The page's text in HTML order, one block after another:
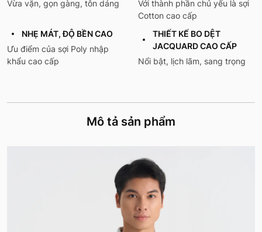
Vừa vặn, gọn gàng, tôn dáng
Với thành phần chủ yếu là sợi
Cotton cao cấp
NHẸ MÁT, ĐỘ BỀN CAO
Ưu điểm của sợi Poly nhập
khẩu cao cấp
THIẾT KẾ BO DỆT
JACQUARD CAO CẤP
Nổi bật, lịch lãm, sang trọng
Mô tả sản phẩm